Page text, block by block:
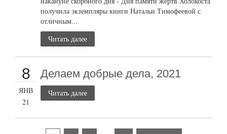
получила экземпляры книги Натальи Тимофеевой с
отличным...
Читать далее
8
ЯНВ
21
Делаем добрые дела, 2021
Читать далее